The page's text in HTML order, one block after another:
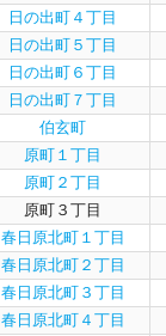
日の出町４丁目
日の出町５丁目
日の出町６丁目
日の出町７丁目
伯玄町
原町１丁目
原町２丁目
原町３丁目
春日原北町１丁目
春日原北町２丁目
春日原北町３丁目
春日原北町４丁目